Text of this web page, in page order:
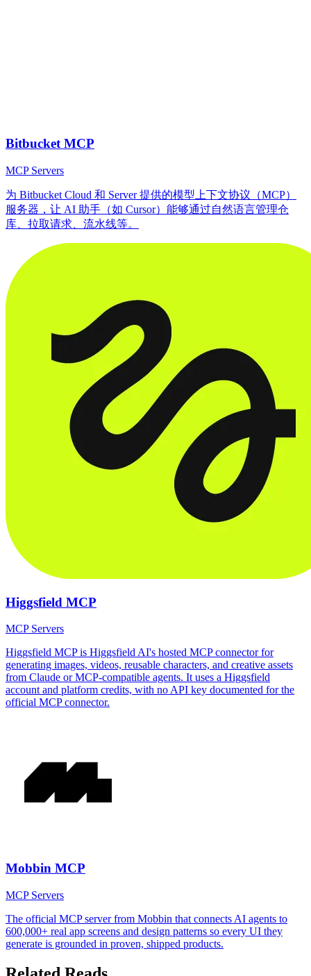
Bitbucket MCP
MCP Servers
为 Bitbucket Cloud 和 Server 提供的模型上下文协议（MCP）
服务器，让 AI 助手（如 Cursor）能够通过自然语言管理仓
库、拉取请求、流水线等。
Higgsfield MCP
MCP Servers
Higgsfield MCP is Higgsfield AI's hosted MCP connector for
generating images, videos, reusable characters, and creative assets
from Claude or MCP-compatible agents. It uses a Higgsfield
account and platform credits, with no API key documented for the
official MCP connector.
Mobbin MCP
MCP Servers
The official MCP server from Mobbin that connects AI agents to
600,000+ real app screens and design patterns so every UI they
generate is grounded in proven, shipped products.